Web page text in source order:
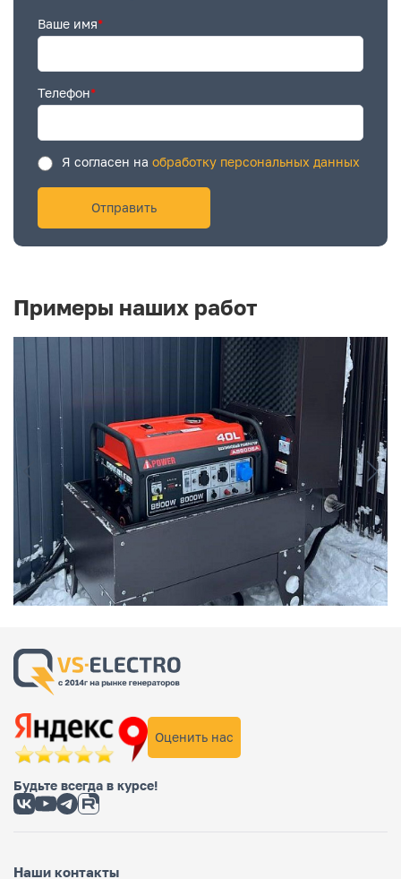
Ваше имя*
Телефон*
Я согласен на обработку персональных данных
Примеры наших работ
Оценить нас
Будьте всегда в курсе!
Наши контакты